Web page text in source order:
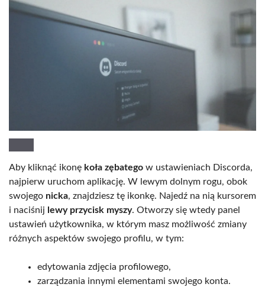
Aby kliknąć ikonę koła zębatego w ustawieniach Discorda,
najpierw uruchom aplikację. W lewym dolnym rogu, obok
swojego nicka, znajdziesz tę ikonkę. Najedź na nią kursorem
i naciśnij lewy przycisk myszy. Otworzy się wtedy panel
ustawień użytkownika, w którym masz możliwość zmiany
różnych aspektów swojego profilu, w tym:
edytowania zdjęcia profilowego,
zarządzania innymi elementami swojego konta.